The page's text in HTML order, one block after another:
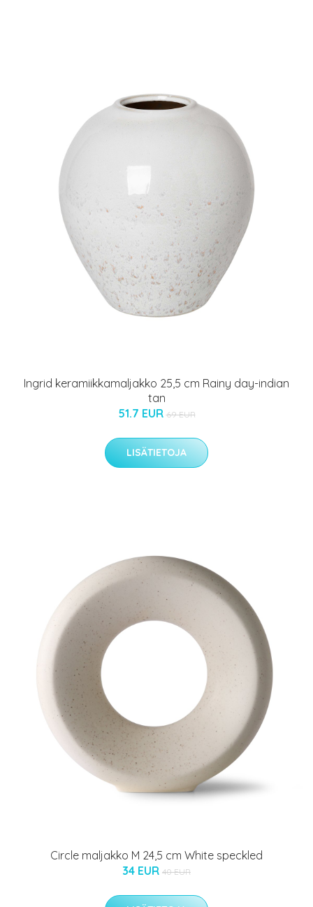
Ingrid keramiikkamaljakko 25,5 cm Rainy day-indian
tan
51.7 EUR 69 EUR
LISÄTIETOJA
Circle maljakko M 24,5 cm White speckled
34 EUR 40 EUR